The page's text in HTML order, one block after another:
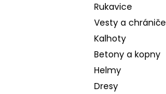
Rukavice
Vesty a chrániče
Kalhoty
Betony a kopny
Helmy
Dresy